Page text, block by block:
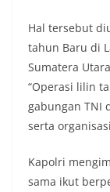
Hal tersebut
tahun Baru di
Sumatera
“Operasi lilin
gabungan TNI
serta
Kapolri
sama ikut